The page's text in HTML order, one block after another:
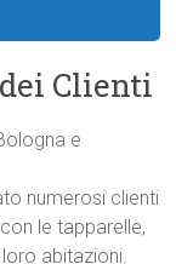
Clienti
e
numerosi clienti
le tapparelle,
abitazioni.